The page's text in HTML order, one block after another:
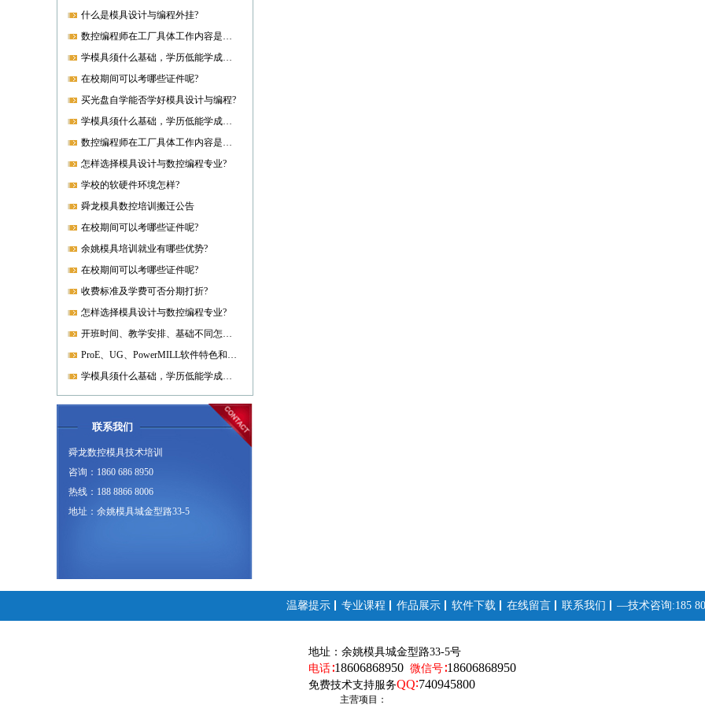
什么是模具设计与编程外挂?
数控编程师在工厂具体工作内容是什么?
学模具须什么基础，学历低能学成就业吗?
在校期间可以考哪些证件呢?
买光盘自学能否学好模具设计与编程?
学模具须什么基础，学历低能学成就业吗?
数控编程师在工厂具体工作内容是什么?
怎样选择模具设计与数控编程专业?
学校的软硬件环境怎样?
舜龙模具数控培训搬迁公告
在校期间可以考哪些证件呢?
余姚模具培训就业有哪些优势?
在校期间可以考哪些证件呢?
收费标准及学费可否分期打折?
怎样选择模具设计与数控编程专业?
开班时间、教学安排、基础不同怎样开课?
ProE、UG、PowerMILL软件特色和优势?
学模具须什么基础，学历低能学成就业吗?
联系我们
舜龙数控模具技术培训
咨询：1860 686 8950
热线：188 8866 8006
地址：余姚模具城金型路33-5
温馨提示 专业课程 作品展示 软件下载 在线留言 联系我们 —技术咨询:185
地址： 余姚模具城金型路33-5号
电话∶18606868950 微信号∶18606868950
免费技术支持服务QQ∶740945800
主营项目：